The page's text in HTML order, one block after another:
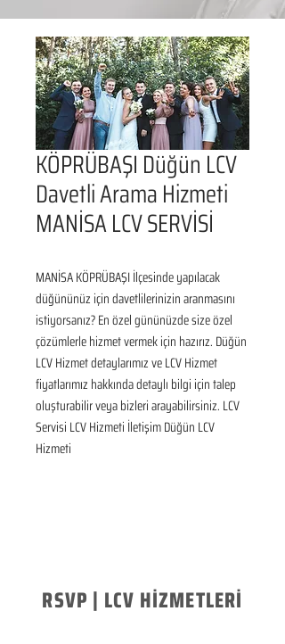
KÖPRÜBAŞI Düğün LCV
Davetli Arama Hizmeti
MANİSA LCV SERVİSİ
MANİSA KÖPRÜBAŞI İlçesinde yapılacak
düğününüz için davetlilerinizin aranmasını
istiyorsanız? En özel gününüzde size özel
çözümlerle hizmet vermek için hazırız. Düğün
LCV Hizmet detaylarımız ve LCV Hizmet
fiyatlarımız hakkında detaylı bilgi için talep
oluşturabilir veya bizleri arayabilirsiniz. LCV
Servisi LCV Hizmeti İletişim Düğün LCV
Hizmeti
RSVP | LCV HİZMETLERİ